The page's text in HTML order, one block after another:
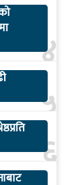
४
५
६